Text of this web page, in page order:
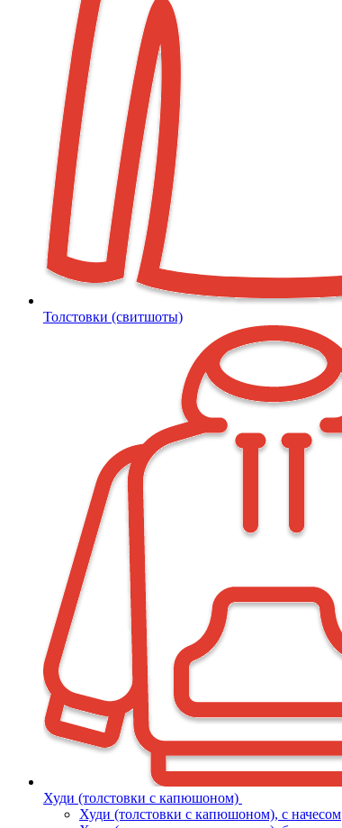
Толстовки (свитшоты)
Худи (толстовки с капюшоном)
Худи (толстовки c капюшоном), с начесом